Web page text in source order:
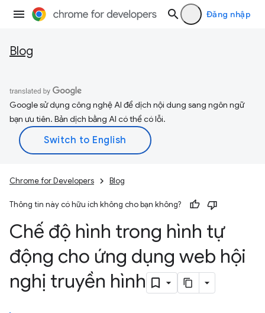
Đăng nhập
Blog
Google sử dụng công nghệ AI để dịch nội dung sang ngôn ngữ
bạn ưu tiên. Bản dịch bằng AI có thể có lỗi.
Chrome for Developers Blog
Thông tin này có hữu ích không cho bạn không?
Chế độ hình trong hình tự
động cho ứng dụng web hội
nghị truyền hình